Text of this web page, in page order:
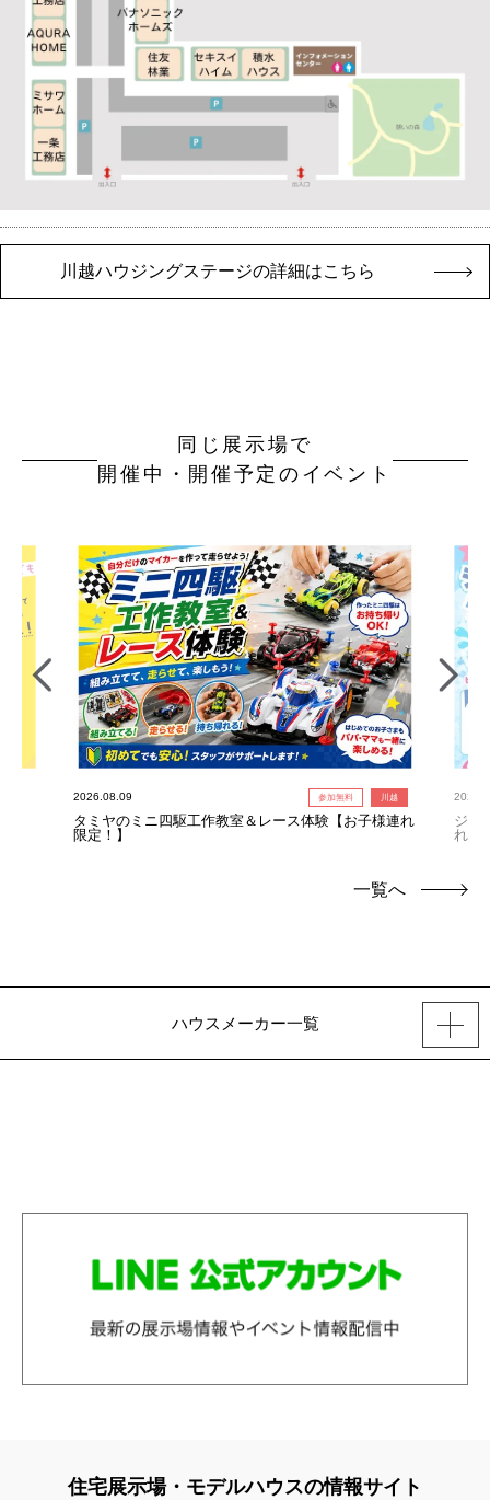
川越ハウジングステージの詳細はこちら
同じ展示場で
開催中・開催予定のイベント
2026.08.09 参加無料 川越
タミヤのミニ四駆工作教室＆レース体験【お子様連れ
限定！】
ジャ
れ限
一覧へ
ハウスメーカー一覧
住宅展示場・モデルハウスの情報サイト